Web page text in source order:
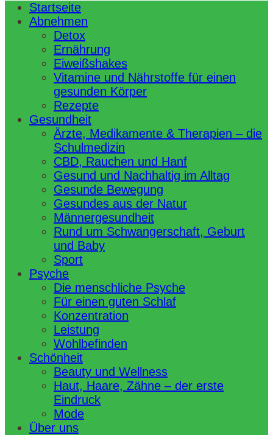
Startseite
Abnehmen
Detox
Ernährung
Eiweißshakes
Vitamine und Nährstoffe für einen
gesunden Körper
Rezepte
Gesundheit
Ärzte, Medikamente & Therapien – die
Schulmedizin
CBD, Rauchen und Hanf
Gesund und Nachhaltig im Alltag
Gesunde Bewegung
Gesundes aus der Natur
Männergesundheit
Rund um Schwangerschaft, Geburt
und Baby
Sport
Psyche
Die menschliche Psyche
Für einen guten Schlaf
Konzentration
Leistung
Wohlbefinden
Schönheit
Beauty und Wellness
Haut, Haare, Zähne – der erste
Eindruck
Mode
Über uns